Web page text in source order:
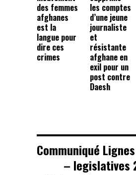
des femmes
afghanes
est la
langue pour
dire ces
crimes
les comptes
d’une jeune
journaliste
et
résistante
afghane en
exil pour un
post contre
Daesh
Communiqué
– legislatives